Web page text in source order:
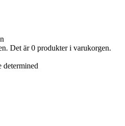
Det är0 produkter i varukorgen.
determined